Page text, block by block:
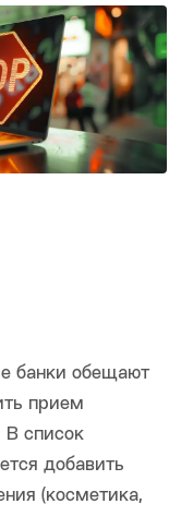
банки обещают
прием
список
добавить
(косметика,